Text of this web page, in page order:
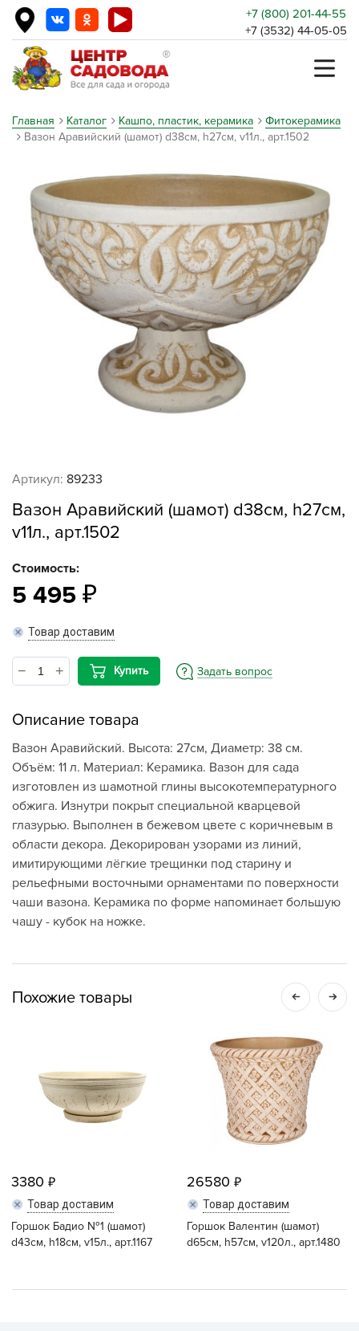
+7 (800) 201-44-55
+7 (3532) 44-05-05
Главная Каталог Кашпо, пластик, керамика
Фитокерамика
Вазон Аравийский (шамот) d38см, h27см, v11л., арт.1502
Артикул: 89233
Вазон Аравийский (шамот) d38см, h27см,
v11л., арт.1502
Стоимость:
5 495
Товар доставим
Купить Задать вопрос
Описание товара
Вазон Аравийский. Высота: 27см, Диаметр: 38 см.
Объём: 11 л. Материал: Керамика. Вазон для сада
изготовлен из шамотной глины высокотемпературного
обжига. Изнутри покрыт специальной кварцевой
глазурью. Выполнен в бежевом цвете с коричневым в
области декора. Декорирован узорами из линий,
имитирующими лёгкие трещинки под старину и
рельефными восточными орнаментами по поверхности
чаши вазона. Керамика по форме напоминает большую
чашу - кубок на ножке.
Похожие товары
3380
Товар доставим
Горшок Бадио №1 (шамот)
d43см, h18см, v15л., арт.1167
26580
Товар доставим
Горшок Валентин (шамот)
d65см, h57см, v120л., арт.1480